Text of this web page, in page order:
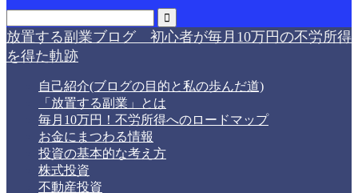
放置する副業ブログ 初心者が毎月10万円の不労所得
を得た軌跡
自己紹介(ブログの目的と私の歩んだ道)
「放置する副業」とは
毎月10万円！不労所得へのロードマップ
お金にまつわる情報
投資の基本的な考え方
株式投資
不動産投資